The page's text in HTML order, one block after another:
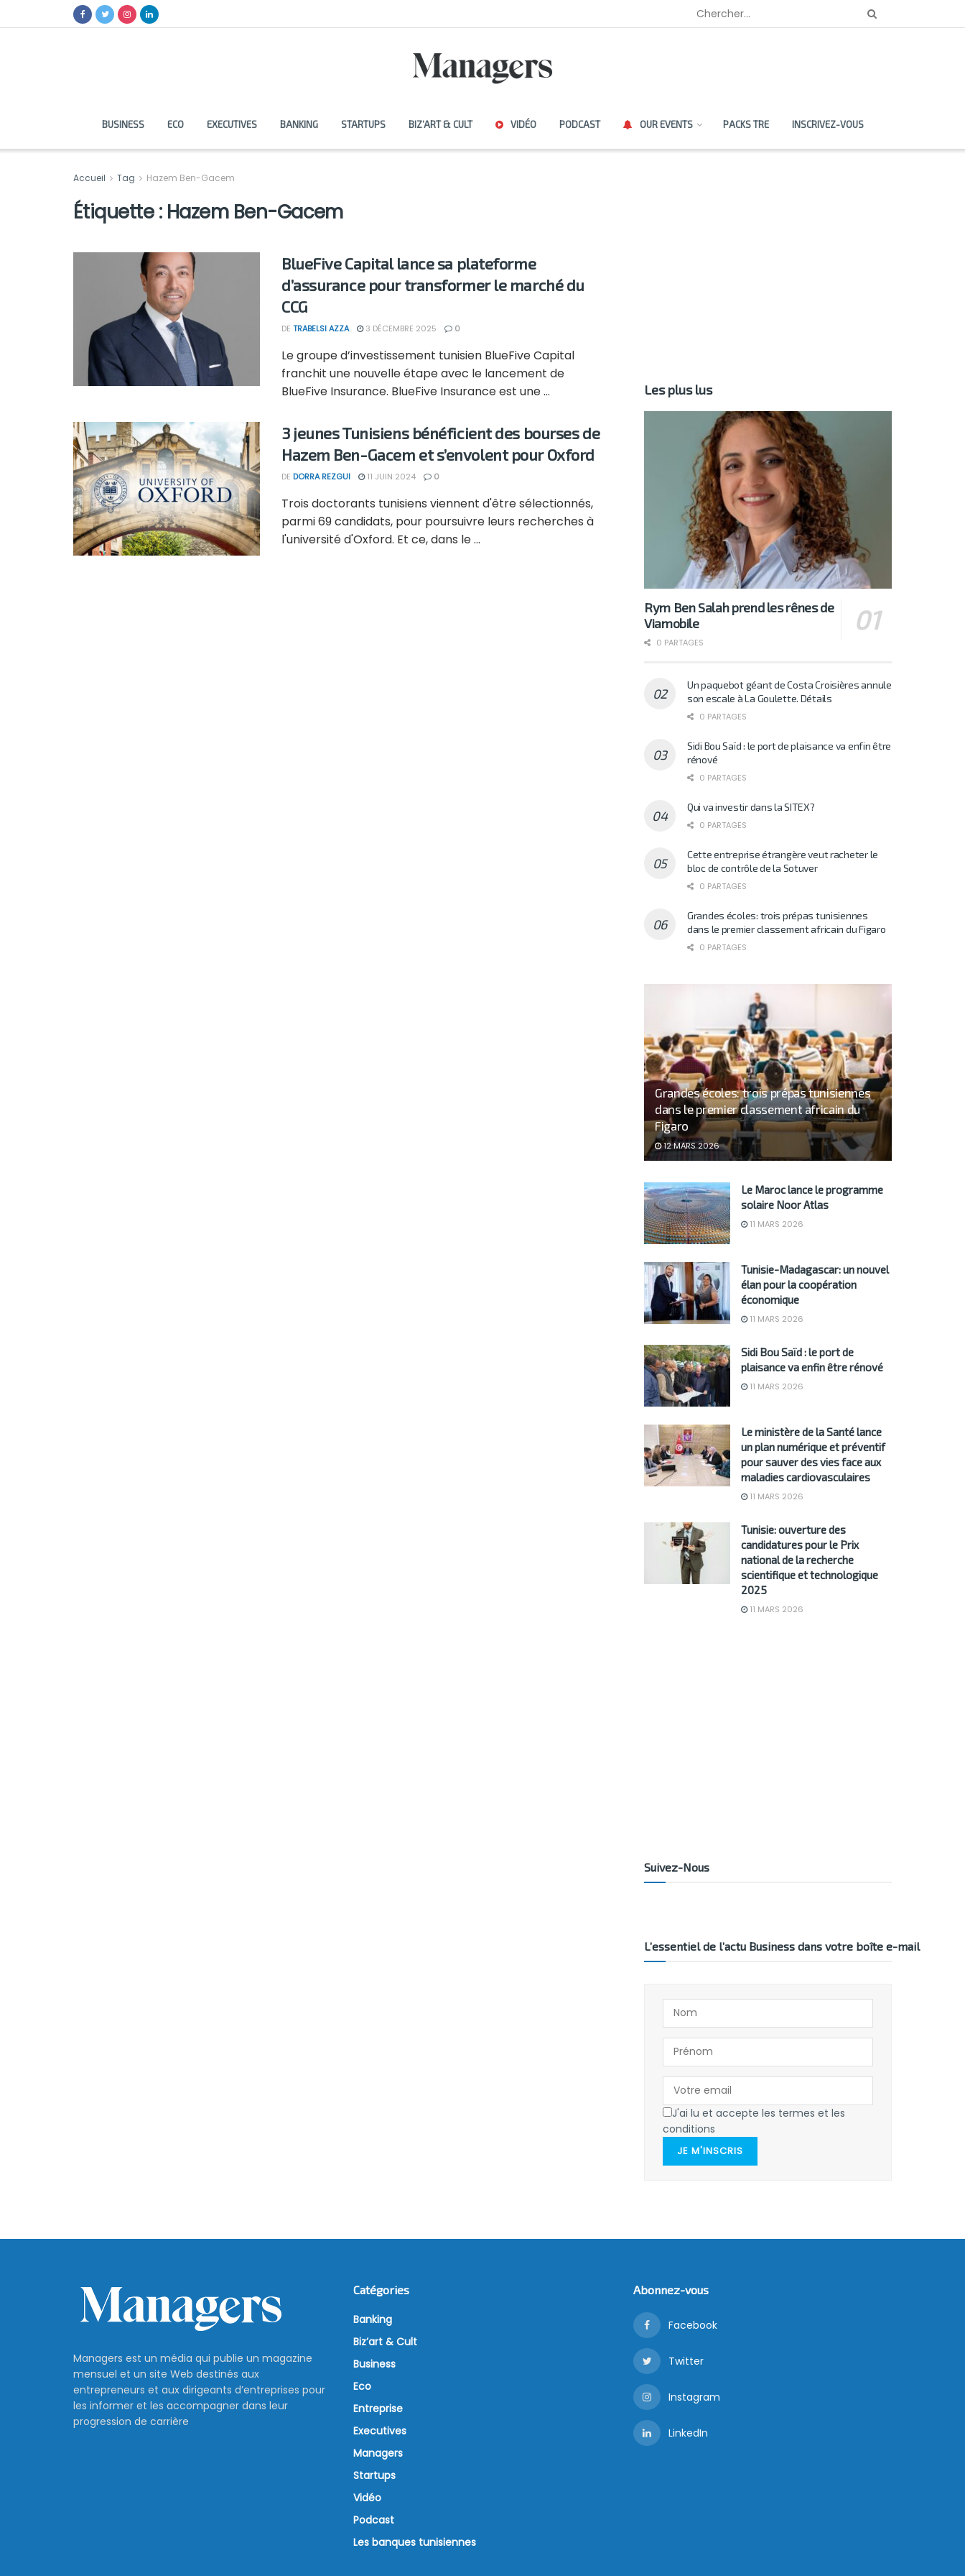
BUSINESS ECO EXECUTIVES BANKING STARTUPS BIZ’ART & CULT VIDÉO PODCAST OUR EVENTS PACKS TRE INSCRIVEZ-VOUS
Accueil Tag Hazem Ben-Gacem
Étiquette : Hazem Ben-Gacem
BlueFive Capital lance sa plateforme
d’assurance pour transformer le marché du
CCG
DE TRABELSI AZZA 3 DÉCEMBRE 2025 0
Le groupe d’investissement tunisien BlueFive Capital
franchit une nouvelle étape avec le lancement de
BlueFive Insurance. BlueFive Insurance est une ...
3 jeunes Tunisiens bénéficient des bourses de
Hazem Ben-Gacem et s’envolent pour Oxford
DE DORRA REZGUI 11 JUIN 2024 0
Trois doctorants tunisiens viennent d'être sélectionnés,
parmi 69 candidats, pour poursuivre leurs recherches à
l'université d'Oxford. Et ce, dans le ...
Les plus lus
Rym Ben Salah prend les rênes de
Viamobile
0 PARTAGES
Un paquebot géant de Costa Croisières annule
son escale à La Goulette. Détails
0 PARTAGES
Sidi Bou Saïd : le port de plaisance va enfin être
rénové
0 PARTAGES
Qui va investir dans la SITEX?
0 PARTAGES
Cette entreprise étrangère veut racheter le
bloc de contrôle de la Sotuver
0 PARTAGES
Grandes écoles: trois prépas tunisiennes
dans le premier classement africain du Figaro
0 PARTAGES
Grandes écoles: trois prépas tunisiennes
dans le premier classement africain du
Figaro
12 MARS 2026
Le Maroc lance le programme
solaire Noor Atlas
11 MARS 2026
Tunisie-Madagascar: un nouvel
élan pour la coopération
économique
11 MARS 2026
Sidi Bou Saïd : le port de
plaisance va enfin être rénové
11 MARS 2026
Le ministère de la Santé lance
un plan numérique et préventif
pour sauver des vies face aux
maladies cardiovasculaires
11 MARS 2026
Tunisie: ouverture des
candidatures pour le Prix
national de la recherche
scientifique et technologique
2025
11 MARS 2026
Suivez-Nous
L’essentiel de l’actu Business dans votre boîte e-mail
J'ai lu et accepte les termes et les
conditions
JE M'INSCRIS
Managers est un média qui publie un magazine
mensuel et un site Web destinés aux
entrepreneurs et aux dirigeants d’entreprises pour
les informer et les accompagner dans leur
progression de carrière
Catégories
Banking
Biz’art & Cult
Business
Eco
Entreprise
Executives
Managers
Startups
Vidéo
Podcast
Les banques tunisiennes
Abonnez-vous
Facebook
Twitter
Instagram
LinkedIn